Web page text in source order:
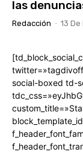
las
Redacción - 13 De
social-boxed td-